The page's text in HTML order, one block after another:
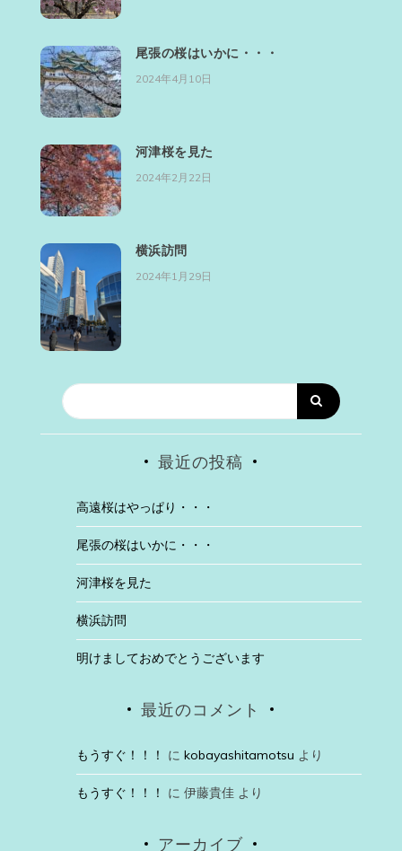
尾張の桜はいかに・・・
2024年4月10日
河津桜を見た
2024年2月22日
横浜訪問
2024年1月29日
最近の投稿
高遠桜はやっぱり・・・
尾張の桜はいかに・・・
河津桜を見た
横浜訪問
明けましておめでとうございます
最近のコメント
もうすぐ！！！ に kobayashitamotsu より
もうすぐ！！！ に 伊藤貴佳より
アーカイブ